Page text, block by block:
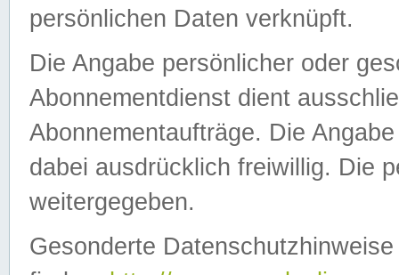
persönlichen Daten verknüpft.
Die Angabe persönlicher oder
Abonnementdienst dient
Abonnementaufträge. Die
dabei ausdrücklich freiwillig. Die
weitergegeben.
Gesonderte